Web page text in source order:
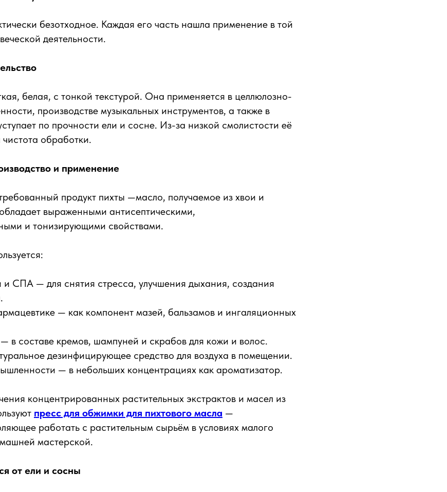
безотходное. Каждая его часть нашла применение в той
деятельности.
белая, с тонкой текстурой. Она применяется в целлюлозно-
производстве музыкальных инструментов, а также в
по прочности ели и сосне. Из-за низкой смолистости её
обработки.
и применение
продукт пихты —масло, получаемое из хвои и
выраженными антисептическими,
и тонизирующими свойствами.
СПА — для снятия стресса, улучшения дыхания, создания
— как компонент мазей, бальзамов и ингаляционных
в составе кремов, шампуней и скрабов для кожи и волос.
дезинфицирующее средство для воздуха в помещении.
— в небольших концентрациях как ароматизатор.
концентрированных растительных экстрактов и масел из
пресс для обжимки для пихтового масла —
работать с растительным сырьём в условиях малого
мастерской.
от ели и сосны